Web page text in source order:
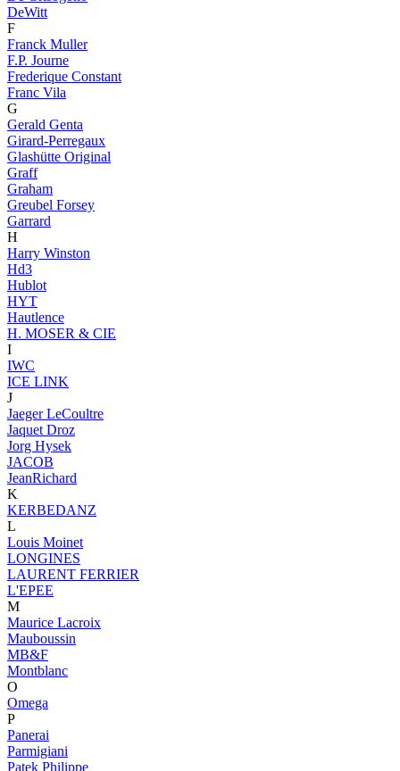
DeWitt
F
Franck Muller
F.P. Journe
Frederique Constant
Franc Vila
G
Gerald Genta
Girard-Perregaux
Glashütte Original
Graff
Graham
Greubel Forsey
Garrard
H
Harry Winston
Hd3
Hublot
HYT
Hautlence
H. MOSER & CIE
I
IWC
ICE LINK
J
Jaeger LeCoultre
Jaquet Droz
Jorg Hysek
JACOB
JeanRichard
K
KERBEDANZ
L
Louis Moinet
LONGINES
LAURENT FERRIER
L'EPEE
M
Maurice Lacroix
Mauboussin
MB&F
Montblanc
O
Omega
P
Panerai
Parmigiani
Patek Philippe